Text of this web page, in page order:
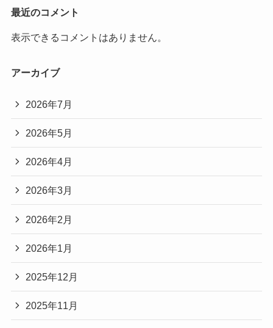
最近のコメント
表示できるコメントはありません。
アーカイブ
2026年7月
2026年5月
2026年4月
2026年3月
2026年2月
2026年1月
2025年12月
2025年11月